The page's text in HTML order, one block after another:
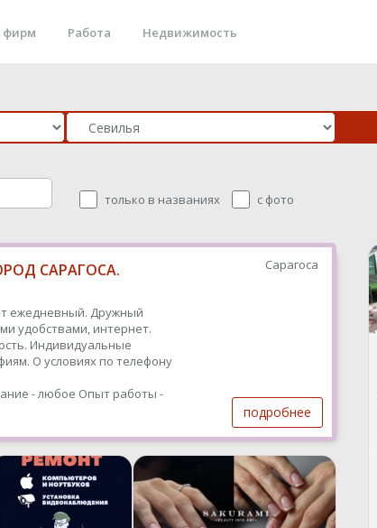
фирм Работа Недвижимость
только в названиях с фото
САРАГОСА.
ежедневный. Дружный
удобствами, интернет.
Индивидуальные
О условиях по телефону
- любое Опыт работы -
Сарагоса
подробнее